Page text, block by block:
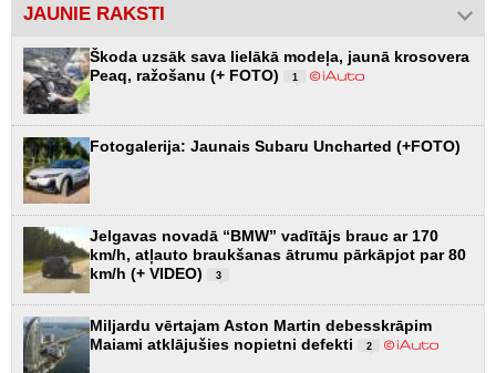
JAUNIE RAKSTI
Škoda uzsāk sava lielākā modeļa, jaunā krosovera
Peaq, ražošanu (+ FOTO)
1
Fotogalerija: Jaunais Subaru Uncharted (+FOTO)
Jelgavas novadā “BMW” vadītājs brauc ar 170
km/h, atļauto braukšanas ātrumu pārkāpjot par 80
km/h (+ VIDEO)
3
Miljardu vērtajam Aston Martin debesskrāpim
Maiami atklājušies nopietni defekti
2